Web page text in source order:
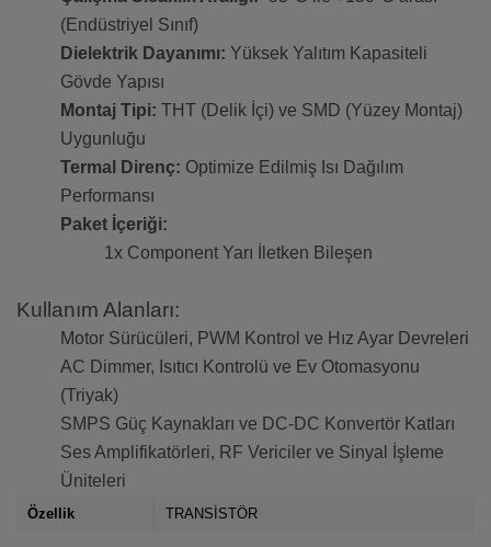
(Endüstriyel Sınıf)
Dielektrik Dayanımı: Yüksek Yalıtım Kapasiteli
Gövde Yapısı
Montaj Tipi: THT (Delik İçi) ve SMD (Yüzey Montaj)
Uygunluğu
Termal Direnç: Optimize Edilmiş Isı Dağılım
Performansı
Paket İçeriği:
1x Component Yarı İletken Bileşen
Kullanım Alanları:
Motor Sürücüleri, PWM Kontrol ve Hız Ayar Devreleri
AC Dimmer, Isıtıcı Kontrolü ve Ev Otomasyonu
(Triyak)
SMPS Güç Kaynakları ve DC-DC Konvertör Katları
Ses Amplifikatörleri, RF Vericiler ve Sinyal İşleme
Üniteleri
Özellik TRANSİSTÖR